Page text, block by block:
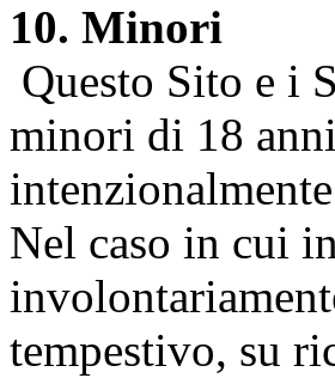
10. Minori
Questo Sito e i
minori di 18
Nel caso in cui
tempestivo, su